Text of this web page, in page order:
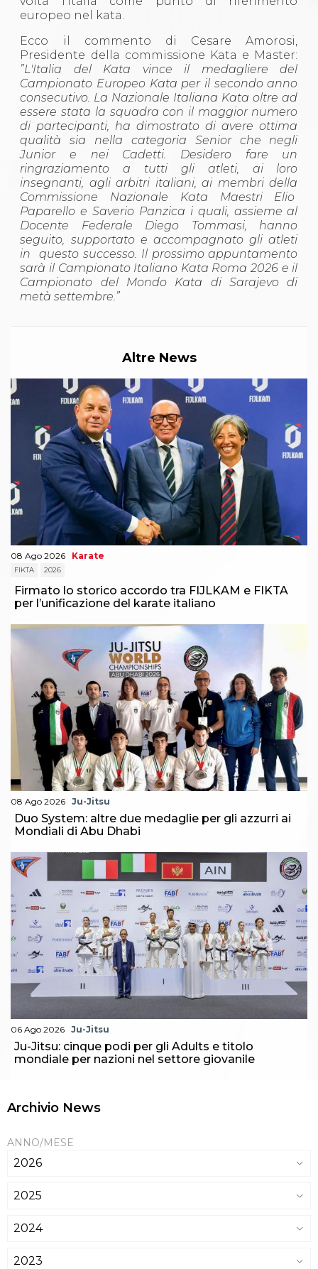
europeo nel kata.
Ecco il commento di Cesare Amorosi,
Presidente della commissione Kata e Master:
”L'Italia del Kata vince il medagliere del
Campionato Europeo Kata per il secondo anno
consecutivo. La Nazionale Italiana Kata oltre ad
essere stata la squadra con il maggior numero
di partecipanti, ha dimostrato di avere ottima
qualità sia nella categoria Senior che negli
Junior e nei Cadetti. Desidero fare un
ringraziamento a tutti gli atleti, ai loro
insegnanti, agli arbitri italiani, ai membri della
Commissione Nazionale Kata Maestri Elio
Paparello e Saverio Panzica i quali, assieme al
Docente Federale Diego Tommasi, hanno
seguito, supportato e accompagnato gli atleti
in questo successo. Il prossimo appuntamento
sarà il Campionato Italiano Kata Roma 2026 e il
Campionato del Mondo Kata di Sarajevo di
metà settembre.”
Altre News
08 Ago 2026 Karate
FIKTA 2026
Firmato lo storico accordo tra FIJLKAM e FIKTA
per l’unificazione del karate italiano
08 Ago 2026 Ju-Jitsu
Duo System: altre due medaglie per gli azzurri ai
Mondiali di Abu Dhabi
06 Ago 2026 Ju-Jitsu
Ju-Jitsu: cinque podi per gli Adults e titolo
mondiale per nazioni nel settore giovanile
Archivio News
ANNO/MESE
2026
2025
2024
2023